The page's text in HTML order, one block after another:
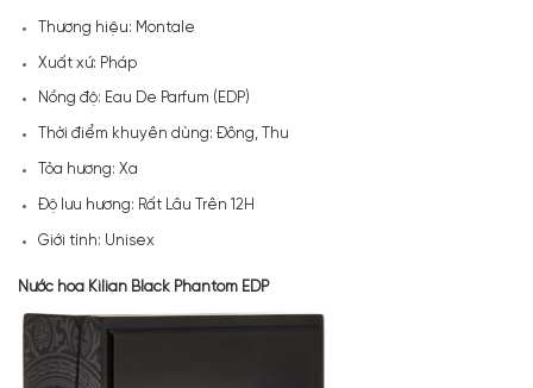
Thương hiệu: Montale
Xuất xứ: Pháp
Nồng độ: Eau De Parfum (EDP)
Thời điểm khuyên dùng: Đông, Thu
Tỏa hương: Xa
Độ lưu hương: Rất Lâu Trên 12H
Giới tính: Unisex
Nước hoa Kilian Black Phantom EDP